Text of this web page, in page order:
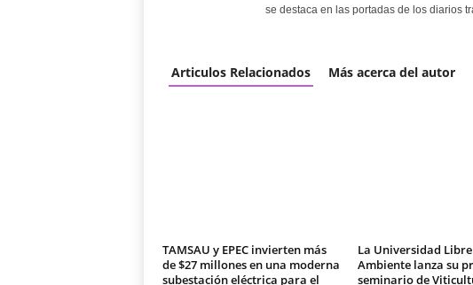
se destaca en las portadas de los diarios
Articulos Relacionados Más acerca del autor
TAMSAU y EPEC invierten más
de $27 millones en una moderna
subestación eléctrica para el
La Universidad
Ambiente lanza su
seminario de